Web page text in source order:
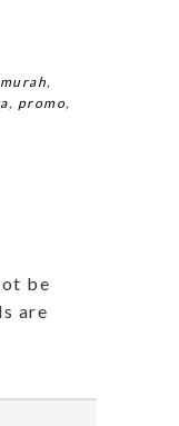
,
, promo,
be
are